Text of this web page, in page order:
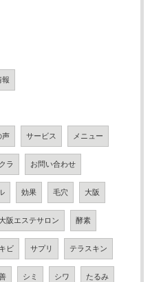
報
声 サービス メニュー
ラ お問い合わせ
効果 毛穴 大阪
阪エステサロン 酵素
ビ サプリ テラスキン
シミ シワ たるみ